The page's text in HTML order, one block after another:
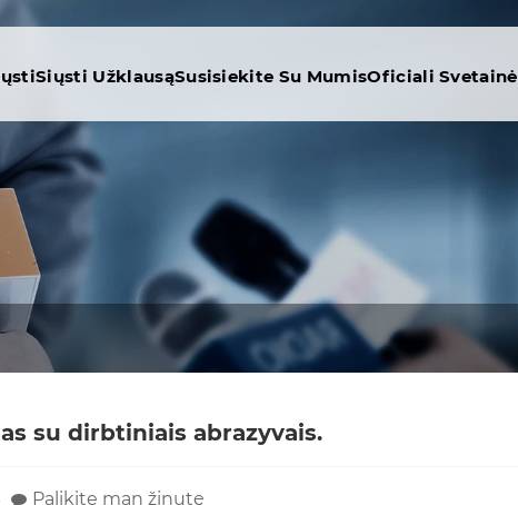
Siųsti UžklausąSusisiekite Su MumisOficiali Svetainė
su dirbtiniais abrazyvais.
Palikite man žinutę